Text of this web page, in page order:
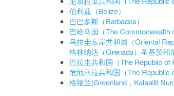
伯利兹（Belize）
巴巴多斯（Barbados）
巴哈马国（The Commonwealth
乌拉圭东岸共和国（Oriental
格林纳达（Grenada） 圣基茨和
巴拉圭共和国（The Republic of
危地马拉共和国（The Republic
格陵兰(Greenland，Kalaallit